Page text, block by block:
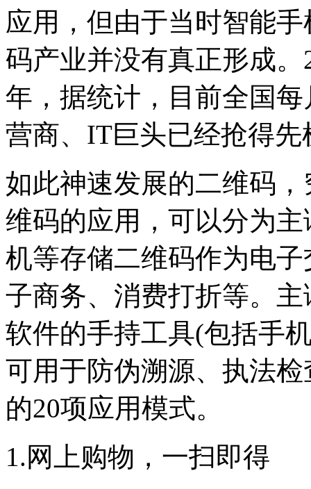
应用，但由于当时智能
码产业并没有真正形成
年，据统计，目前全国
营商、IT巨头已经抢得先
如此神速发展的二维码
维码的应用，可以分为
机等存储二维码作为电
子商务、消费打折等。
软件的手持工具(包括手
可用于防伪溯源、执法
的20项应用模式。
1.网上购物，一扫即得